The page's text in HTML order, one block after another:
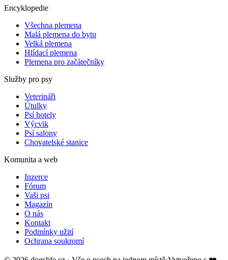
Encyklopedie
Všechna plemena
Malá plemena do bytu
Velká plemena
Hlídací plemena
Plemena pro začátečníky
Služby pro psy
Veterináři
Útulky
Psí hotely
Výcvik
Psí salony
Chovatelské stanice
Komunita a web
Inzerce
Fórum
Vaši psi
Magazín
O nás
Kontakt
Podmínky užití
Ochrana soukromí